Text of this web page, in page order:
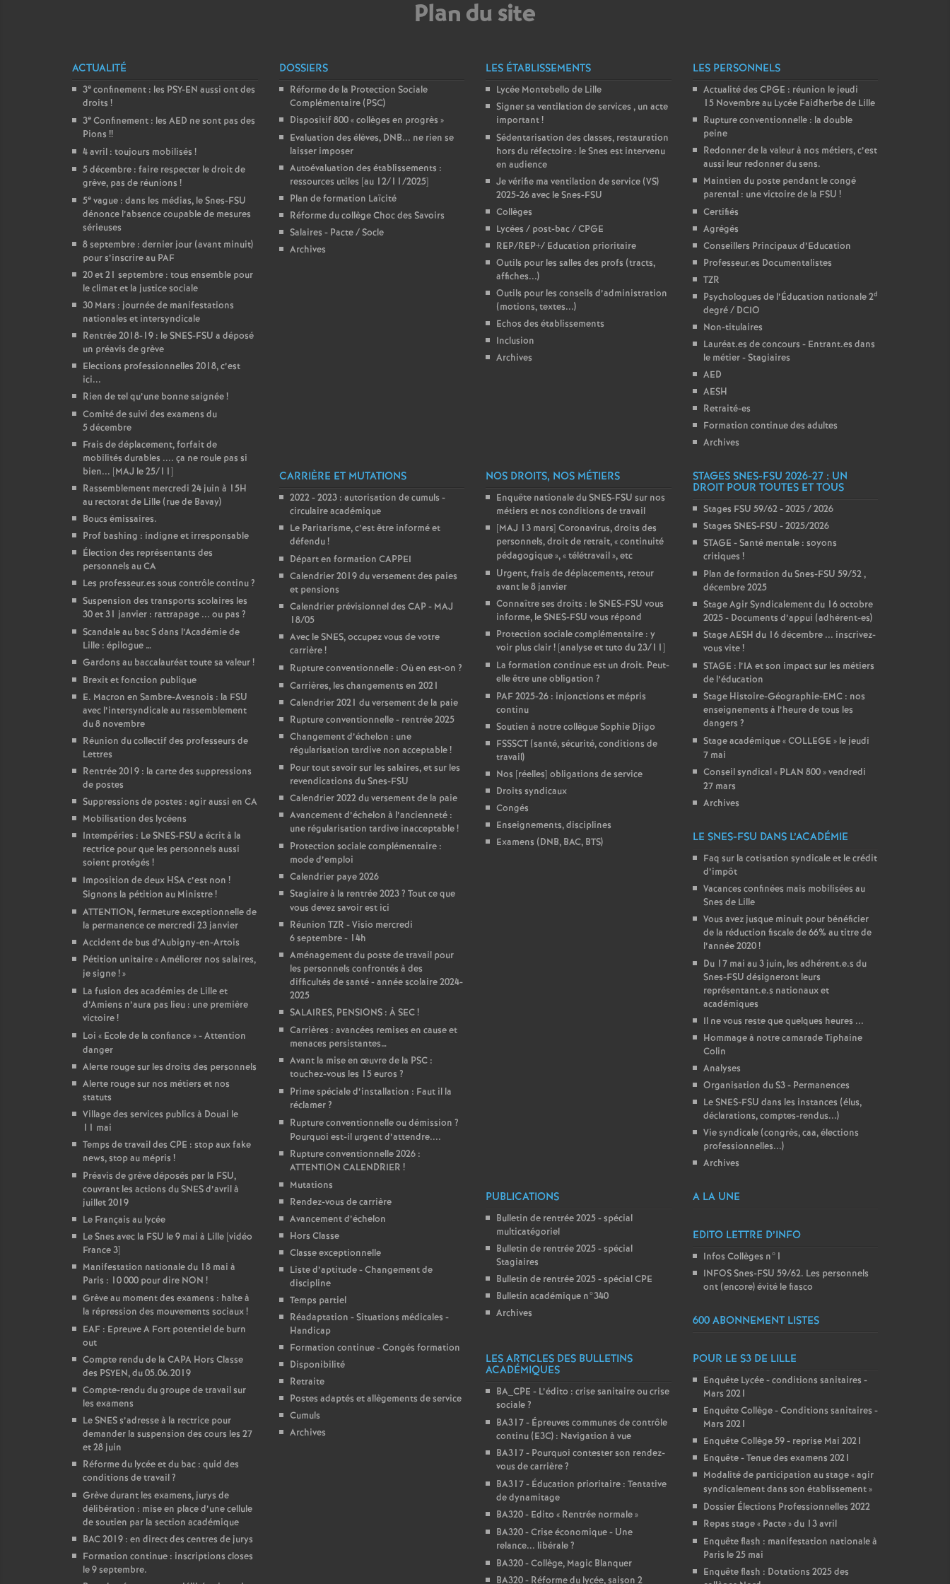
e
m
e
n
d
S
e
d
d
e
g
é
O
é
a
Plan du site
ACTUALITÉ
3e confinement : les PSY-EN aussi ont des
droits !
3e Confinement : les AED ne sont pas des
Pions !!
4 avril : toujours mobilisés !
5 décembre : faire respecter le droit de
grève, pas de réunions !
5e vague : dans les médias, le Snes-FSU
dénonce l’absence coupable de mesures
sérieuses
8 septembre : dernier jour (avant minuit)
pour s’inscrire au PAF
20 et 21 septembre : tous ensemble pour
le climat et la justice sociale
30 Mars : journée de manifestations
nationales et intersyndicale
Rentrée 2018-19 : le SNES-FSU a déposé
un préavis de grève
Elections professionnelles 2018, c’est
ici...
Rien de tel qu’une bonne saignée!
Comité de suivi des examens du
5 décembre
Frais de déplacement, forfait de
mobilités durables .... ça ne roule pas si
bien... [MAJ le 25/11]
Rassemblement mercredi 24 juin à 15H
au rectorat de Lille (rue de Bavay)
Boucs émissaires.
Prof bashing : indigne et irresponsable
Élection des représentants des
personnels au CA
Les professeur.es sous contrôle continu?
Suspension des transports scolaires les
30 et 31 janvier : rattrapage ... ou pas ?
Scandale au bac S dans l’Académie de
Lille : épilogue …
Gardons au baccalauréat toute sa valeur!
Brexit et fonction publique
E. Macron en Sambre-Avesnois : la FSU
avec l’intersyndicale au rassemblement
du 8 novembre
Réunion du collectif des professeurs de
Lettres
Rentrée 2019 : la carte des suppressions
de postes
Suppressions de postes : agir aussi en CA
Mobilisation des lycéens
Intempéries : Le SNES-FSU a écrit à la
rectrice pour que les personnels aussi
soient protégés !
Imposition de deux HSA c’est non !
Signons la pétition au Ministre!
ATTENTION, fermeture exceptionnelle de
la permanence ce mercredi 23 janvier
Accident de bus d’Aubigny-en-Artois
Pétition unitaire «Améliorer nos salaires,
je signe!»
La fusion des académies de Lille et
d’Amiens n’aura pas lieu : une première
victoire!
Loi « Ecole de la confiance» - Attention
danger
Alerte rouge sur les droits des personnels
Alerte rouge sur nos métiers et nos
statuts
Village des services publics à Douai le
11 mai
Temps de travail des CPE : stop aux fake
news, stop au mépris !
Préavis de grève déposés par la FSU,
couvrant les actions du SNES d’avril à
juillet 2019
Le Français au lycée
Le Snes avec la FSU le 9 mai à Lille [vidéo
France 3]
Manifestation nationale du 18 mai à
Paris : 10 000 pour dire NON !
Grève au moment des examens : halte à
la répression des mouvements sociaux!
EAF : Epreuve A Fort potentiel de burn
out
Compte rendu de la CAPA Hors Classe
des PSYEN, du 05.06.2019
Compte-rendu du groupe de travail sur
les examens
Le SNES s’adresse à la rectrice pour
demander la suspension des cours les 27
et 28 juin
Réforme du lycée et du bac : quid des
conditions de travail?
Grève durant les examens, jurys de
délibération : mise en place d’une cellule
de soutien par la section académique
BAC 2019 : en direct des centres de jurys
Formation continue : inscriptions closes
le 9 septembre.
DOSSIERS
Réforme de la Protection Sociale
Complémentaire (PSC)
Dispositif 800 «collèges en progrès »
Evaluation des élèves, DNB... ne rien se
laisser imposer
Autoévaluation des établissements :
ressources utiles [au 12/11/2025]
Plan de formation Laïcité
Réforme du collège Choc des Savoirs
Salaires - Pacte / Socle
Archives
LES ÉTABLISSEMENTS
Lycée Montebello de Lille
Signer sa ventilation de services , un acte
important!
Sédentarisation des classes, restauration
hors du réfectoire : le Snes est intervenu
en audience
Je vérifie ma ventilation de service (VS)
2025-26 avec le Snes-FSU
Collèges
Lycées / post-bac / CPGE
REP/REP+/ Education prioritaire
Outils pour les salles des profs (tracts,
affiches...)
Outils pour les conseils d’administration
(motions, textes...)
Echos des établissements
Inclusion
Archives
LES PERSONNELS
Actualité des CPGE : réunion le jeudi
15 Novembre au Lycée Faidherbe de Lille
Rupture conventionnelle : la double
peine
Redonner de la valeur à nos métiers, c’est
aussi leur redonner du sens.
Maintien du poste pendant le congé
parental : une victoire de la FSU !
Certifiés
Agrégés
Conseillers Principaux d’Education
Professeur.es Documentalistes
TZR
Psychologues de l’Éducation nationale 2d
degré / DCIO
Non-titulaires
Lauréat.es de concours - Entrant.es dans
le métier - Stagiaires
AED
AESH
Retraité-es
Formation continue des adultes
Archives
CARRIÈRE ET MUTATIONS
2022 - 2023 : autorisation de cumuls -
circulaire académique
Le Paritarisme, c’est être informé et
défendu!
Départ en formation CAPPEI
Calendrier 2019 du versement des paies
et pensions
Calendrier prévisionnel des CAP - MAJ
18/05
Avec le SNES, occupez vous de votre
carrière!
Rupture conventionnelle : Où en est-on ?
Carrières, les changements en 2021
Calendrier 2021 du versement de la paie
Rupture conventionnelle - rentrée 2025
Changement d’échelon : une
régularisation tardive non acceptable!
Pour tout savoir sur les salaires, et sur les
revendications du Snes-FSU
Calendrier 2022 du versement de la paie
Avancement d’échelon à l’ancienneté :
une régularisation tardive inacceptable!
Protection sociale complémentaire :
mode d’emploi
Calendrier paye 2026
Stagiaire à la rentrée 2023? Tout ce que
vous devez savoir est ici
Réunion TZR - Visio mercredi
6 septembre - 14h
Aménagement du poste de travail pour
les personnels confrontés à des
difficultés de santé - année scolaire 2024-
2025
SALAIRES, PENSIONS : À SEC!
Carrières : avancées remises en cause et
menaces persistantes…
Avant la mise en œuvre de la PSC :
touchez-vous les 15 euros ?
Prime spéciale d’installation : Faut il la
réclamer?
Rupture conventionnelle ou démission ?
Pourquoi est-il urgent d’attendre....
Rupture conventionnelle 2026 :
ATTENTION CALENDRIER !
Mutations
Rendez-vous de carrière
Avancement d’échelon
Hors Classe
Classe exceptionnelle
Liste d’aptitude - Changement de
discipline
Temps partiel
Réadaptation - Situations médicales -
Handicap
Formation continue - Congés formation
Disponibilité
Retraite
Postes adaptés et allègements de service
Cumuls
Archives
NOS DROITS, NOS MÉTIERS
Enquête nationale du SNES-FSU sur nos
métiers et nos conditions de travail
[MAJ 13 mars] Coronavirus, droits des
personnels, droit de retrait, «continuité
pédagogique», «télétravail», etc
Urgent, frais de déplacements, retour
avant le 8 janvier
Connaître ses droits : le SNES-FSU vous
informe, le SNES-FSU vous répond
Protection sociale complémentaire : y
voir plus clair! [analyse et tuto du 23/11]
La formation continue est un droit. Peut-
elle être une obligation ?
PAF 2025-26 : injonctions et mépris
continu
Soutien à notre collègue Sophie Djigo
FSSSCT (santé, sécurité, conditions de
travail)
Nos [réelles] obligations de service
Droits syndicaux
Congés
Enseignements, disciplines
Examens (DNB, BAC, BTS)
STAGES SNES-FSU 2026-27 : UN
DROIT POUR TOUTES ET TOUS
Stages FSU 59/62 - 2025 / 2026
Stages SNES-FSU - 2025/2026
STAGE - Santé mentale : soyons
critiques !
Plan de formation du Snes-FSU 59/52 ,
décembre 2025
Stage Agir Syndicalement du 16 octobre
2025 - Documents d’appui (adhérent-es)
Stage AESH du 16 décembre ... inscrivez-
vous vite!
STAGE : l’IA et son impact sur les métiers
de l’éducation
Stage Histoire-Géographie-EMC : nos
enseignements à l’heure de tous les
dangers ?
Stage académique «COLLEGE » le jeudi
7 mai
Conseil syndical « PLAN 800» vendredi
27 mars
Archives
LE SNES-FSU DANS L’ACADÉMIE
Faq sur la cotisation syndicale et le crédit
d’impôt
Vacances confinées mais mobilisées au
Snes de Lille
Vous avez jusque minuit pour bénéficier
de la réduction fiscale de 66% au titre de
l’année 2020!
Du 17 mai au 3 juin, les adhérent.e.s du
Snes-FSU désigneront leurs
représentant.e.s nationaux et
académiques
Il ne vous reste que quelques heures ...
Hommage à notre camarade Tiphaine
Colin
Analyses
Organisation du S3 - Permanences
Le SNES-FSU dans les instances (élus,
déclarations, comptes-rendus...)
Vie syndicale (congrès, caa, élections
professionnelles...)
Archives
PUBLICATIONS
Bulletin de rentrée 2025 - spécial
multicatégoriel
Bulletin de rentrée 2025 - spécial
Stagiaires
Bulletin de rentrée 2025 - spécial CPE
Bulletin académique n°340
Archives
A LA UNE
EDITO LETTRE D’INFO
Infos Collèges n°1
INFOS Snes-FSU 59/62. Les personnels
ont (encore) évité le fiasco
600 ABONNEMENT LISTES
LES ARTICLES DES BULLETINS
ACADÉMIQUES
BA_CPE - L’édito : crise sanitaire ou crise
sociale?
BA317 - Épreuves communes de contrôle
continu (E3C) : Navigation à vue
BA317 - Pourquoi contester son rendez-
vous de carrière?
BA317 - Éducation prioritaire : Tentative
de dynamitage
BA320 - Edito « Rentrée normale»
BA320 - Crise économique - Une
relance... libérale?
BA320 - Collège, Magic Blanquer
BA320 - Réforme du lycée, saison 2
POUR LE S3 DE LILLE
Enquête Lycée - conditions sanitaires -
Mars 2021
Enquête Collège - Conditions sanitaires -
Mars 2021
Enquête Collège 59 - reprise Mai 2021
Enquête - Tenue des examens 2021
Modalité de participation au stage «agir
syndicalement dans son établissement»
Dossier Élections Professionnelles 2022
Repas stage « Pacte» du 13 avril
Enquête flash : manifestation nationale à
Paris le 25 mai
Enquête flash : Dotations 2025 des